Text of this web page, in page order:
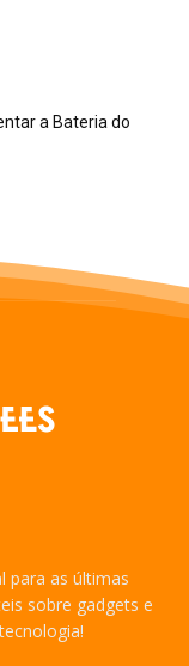
a Bateria do
para as últimas
sobre gadgets e